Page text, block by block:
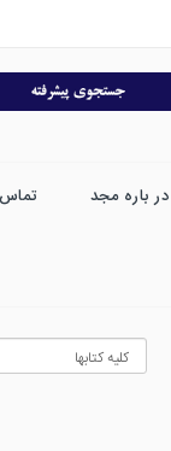
در باره مجد تماس